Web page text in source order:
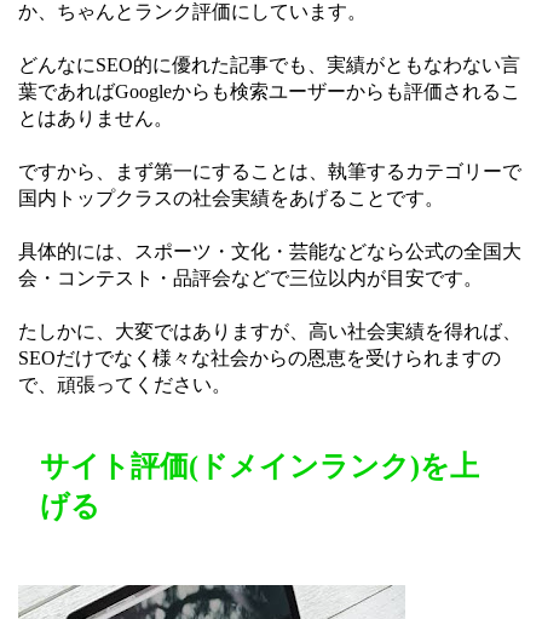
か、ちゃんとランク評価にしています。
どんなにSEO的に優れた記事でも、実績がともなわない言
葉であればGoogleからも検索ユーザーからも評価されるこ
とはありません。
ですから、まず第一にすることは、執筆するカテゴリーで
国内トップクラスの社会実績をあげることです。
具体的には、スポーツ・文化・芸能などなら公式の全国大
会・コンテスト・品評会などで三位以内が目安です。
たしかに、大変ではありますが、高い社会実績を得れば、
SEOだけでなく様々な社会からの恩恵を受けられますの
で、頑張ってください。
サイト評価(ドメインランク)を上
げる